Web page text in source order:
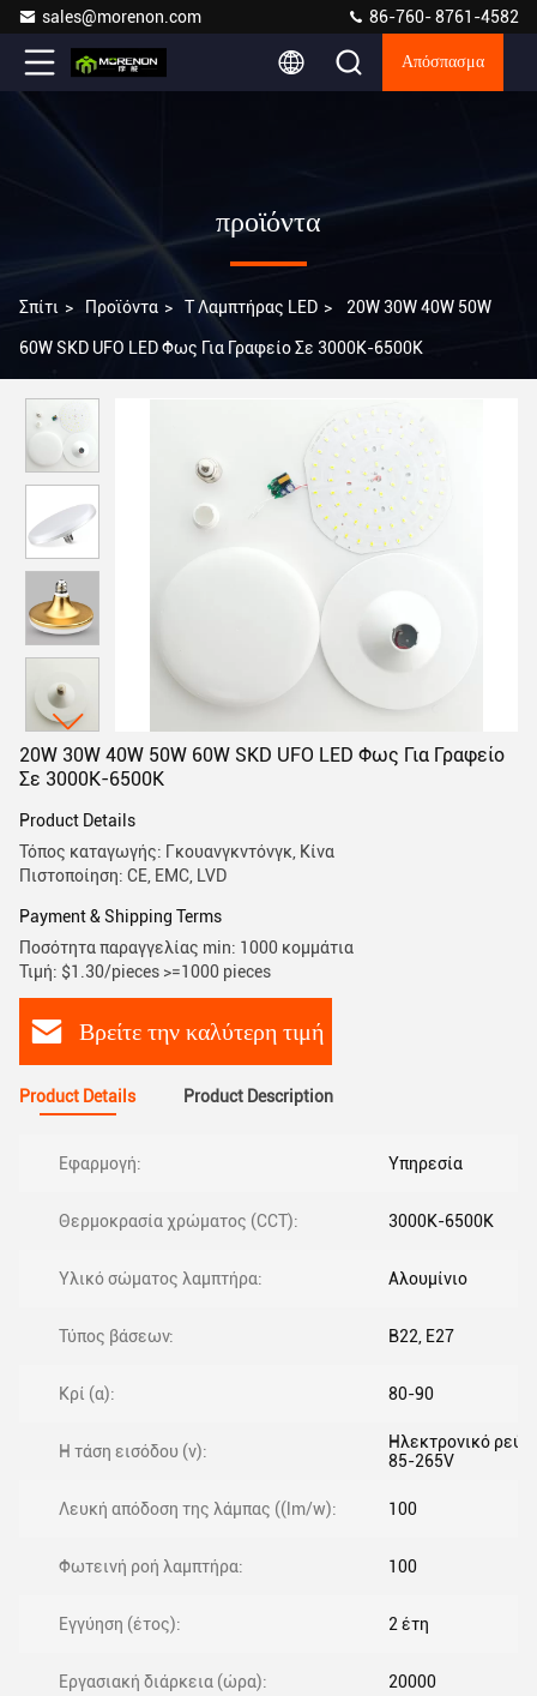
sales@morenon.com 86-760- 8761-4582
Απόσπασμα
προϊόντα
Σπίτι > Προϊόντα > T Λαμπτήρας LED > 20W 30W 40W 50W
60W SKD UFO LED Φως Για Γραφείο Σε 3000K-6500K
20W 30W 40W 50W 60W SKD UFO LED Φως Για Γραφείο
Σε 3000K-6500K
Product Details
Τόπος καταγωγής: Γκουανγκντόνγκ, Κίνα
Πιστοποίηση: CE, EMC, LVD
Payment & Shipping Terms
Ποσότητα παραγγελίας min: 1000 κομμάτια
Τιμή: $1.30/pieces >=1000 pieces
Βρείτε την καλύτερη τιμή
Product Details Product Description
Εφαρμογή: Υπηρεσία
Θερμοκρασία χρώματος (CCT): 3000K-6500K
Υλικό σώματος λαμπτήρα: Αλουμίνιο
Τύπος βάσεων: B22, E27
Κρί (α): 80-90
Η τάση εισόδου (v):
Ηλεκτρονικό
85-265V
Λευκή απόδοση της λάμπας ((lm/w): 100
Φωτεινή ροή λαμπτήρα: 100
Εγγύηση (έτος): 2 έτη
Εργασιακή διάρκεια (ώρα): 20000